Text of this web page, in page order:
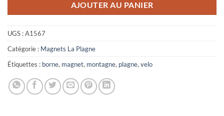
AJOUTER AU PANIER
UGS :A1567
Catégorie : Magnets La Plagne
Étiquettes : borne, magnet, montagne, plagne, velo